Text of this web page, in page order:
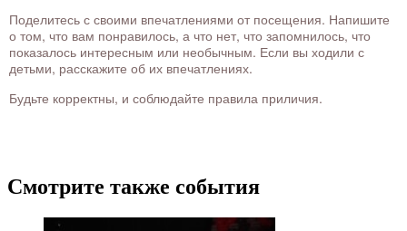
Поделитесь с своими впечатлениями от посещения. Напишите
о том, что вам понравилось, а что нет, что запомнилось, что
показалось интересным или необычным. Если вы ходили с
детьми, расскажите об их впечатлениях.
Будьте корректны, и соблюдайте правила приличия.
Смотрите также события